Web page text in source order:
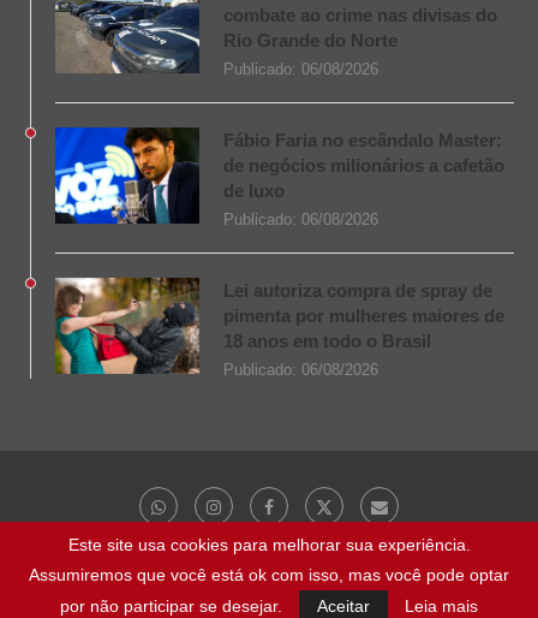
combate ao crime nas divisas do
Rio Grande do Norte
Publicado: 06/08/2026
Fábio Faria no escândalo Master:
de negócios milionários a cafetão
de luxo
Publicado: 06/08/2026
Lei autoriza compra de spray de
pimenta por mulheres maiores de
18 anos em todo o Brasil
Publicado: 06/08/2026
@ 2023 - Todos os direitos reservados | NaBocaDaNoite.com.br
Este site usa cookies para melhorar sua experiência.
Assumiremos que você está ok com isso, mas você pode optar
por não participar se desejar.
Aceitar Leia mais